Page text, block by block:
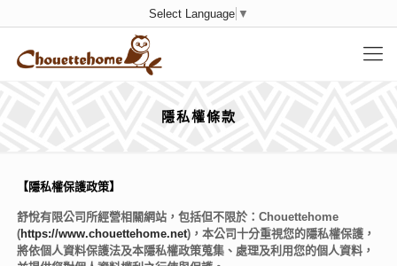
Select Language ▼
隱私權條款
【隱私權保護政策】
舒悅有限公司所經營相關網站，包括但不限於：Chouettehome
(https://www.chouettehome.net)，本公司十分重視您的隱私權保護，
將依個人資料保護法及本隱私權政策蒐集、處理及利用您的個人資料，